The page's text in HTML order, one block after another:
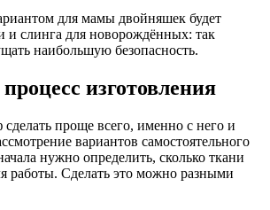
для мамы двойняшек будет
и слинга для новорождённых: так
наибольшую безопасность.
изготовления
проще всего, именно с него и
вариантов самостоятельного
нужно определить, сколько ткани
работы. Сделать это можно разными